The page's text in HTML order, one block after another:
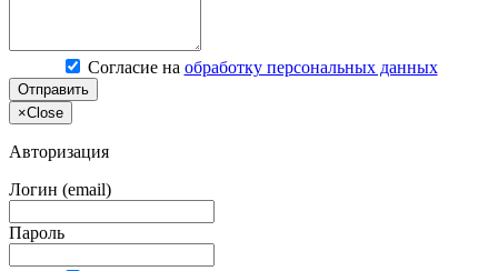
Согласие на обработку персональных данных
Отправить
×Close
Авторизация
Логин (email)
Пароль